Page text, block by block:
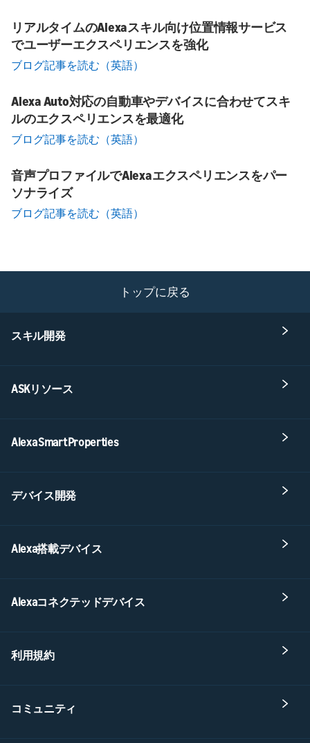
リアルタイムのAlexaスキル向け位置情報サービス
でユーザーエクスペリエンスを強化
ブログ記事を読む（英語）
Alexa Auto対応の自動車やデバイスに合わせてスキ
ルのエクスペリエンスを最適化
ブログ記事を読む（英語）
音声プロファイルでAlexaエクスペリエンスをパー
ソナライズ
ブログ記事を読む（英語）
トップに戻る
スキル開発
ASKリソース
Alexa Smart Properties
デバイス開発
Alexa搭載デバイス
Alexaコネクテッドデバイス
利用規約
コミュニティ